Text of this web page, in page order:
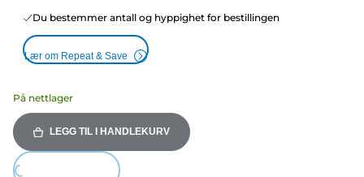
Du bestemmer antall og hyppighet for bestillingen
Lær om Repeat & Save
På nettlager
LEGG TIL I HANDLEKURV